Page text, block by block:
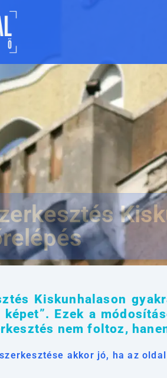
Kiskunhalason
Ezek a
nem foltoz,
akkor jó, ha az